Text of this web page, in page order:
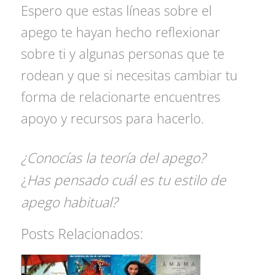
Espero que estas líneas sobre el
apego te hayan hecho reflexionar
sobre ti y algunas personas que te
rodean y que si necesitas cambiar tu
forma de relacionarte encuentres
apoyo y recursos para hacerlo.
¿Conocías la teoría del apego?
¿Has pensado cuál es tu estilo de
apego habitual?
Posts Relacionados: